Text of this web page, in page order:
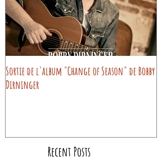
Sortie de l'album "Change of Season" de Bobby
Dirninger
Recent Posts